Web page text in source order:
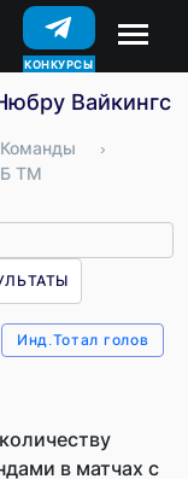
КОНКУРСЫ
Вайкингс
Команды
›
ТМ
Инд.Тотал голов
в матчах с